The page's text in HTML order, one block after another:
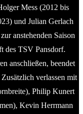
Mess (2012 bis
und Julian Gerlach
anstehenden Saison
des TSV Pansdorf.
anschließen, beendet
verlassen mit
Philip Kunert
Kevin Herrmann